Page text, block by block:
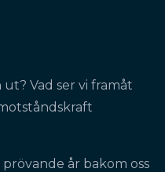
Vad ser vi framåt
år bakom oss